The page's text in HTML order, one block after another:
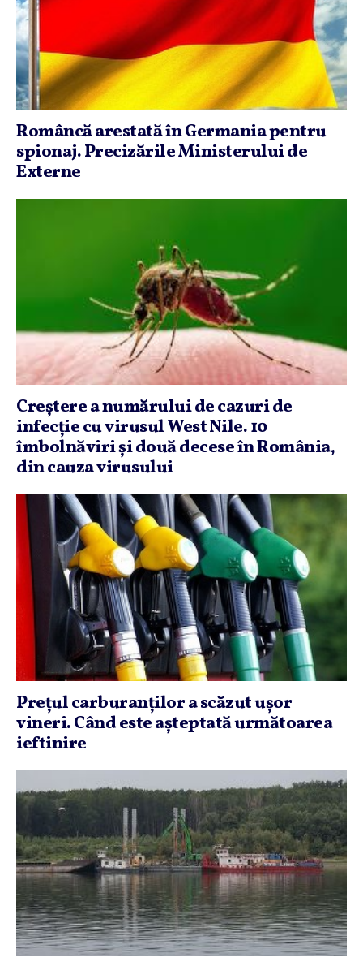
Româncă arestată în Germania pentru
spionaj. Precizările Ministerului de
Externe
Creştere a numărului de cazuri de
infecţie cu virusul West Nile. 10
îmbolnăviri şi două decese în România,
din cauza virusului
Preţul carburanţilor a scăzut uşor
vineri. Când este aşteptată următoarea
ieftinire